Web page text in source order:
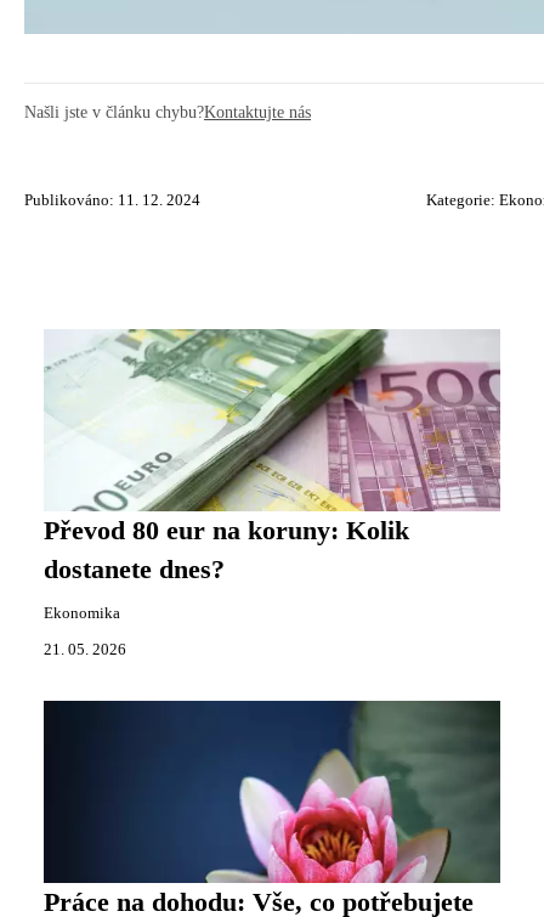
Našli jste v článku chybu?Kontaktujte nás
Publikováno: 11. 12. 2024 Kategorie:
Převod 80 eur na koruny: Kolik
dostanete dnes?
Ekonomika
21. 05. 2026
Práce na dohodu: Vše, co potřebujete